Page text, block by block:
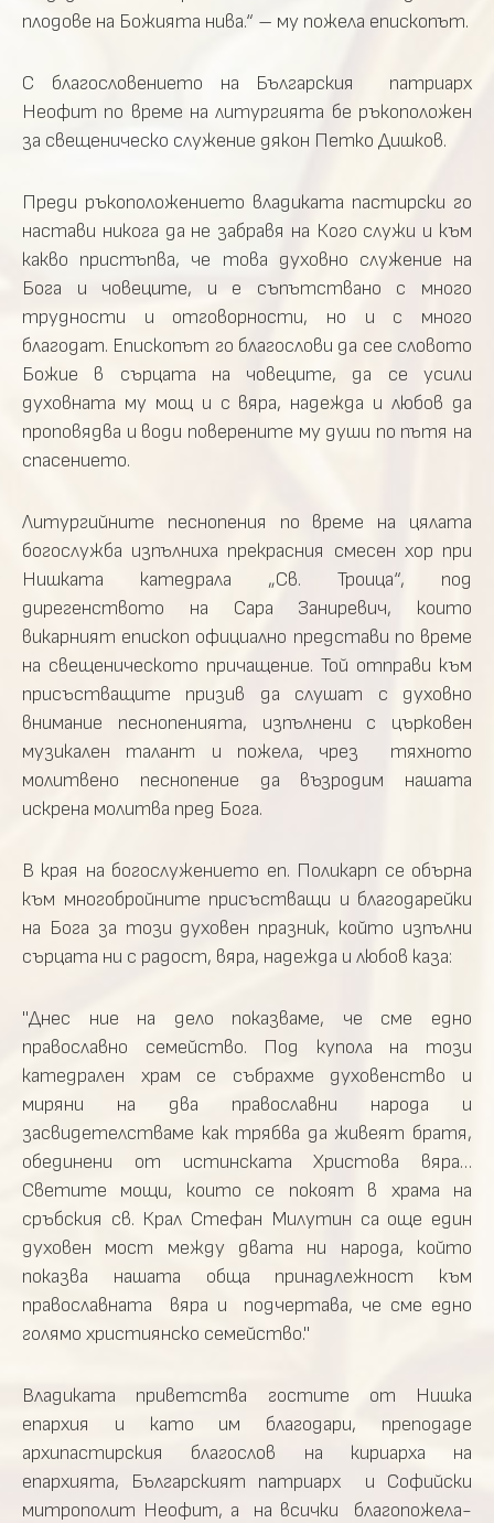
плодове на Божията нива.“ – му пожела епископът.
С благословението на Българския патриарх
Неофит по време на литургията бе ръкоположен
за свещеническо служение дякон Петко Дишков.
Преди ръкоположението владиката пастирски го
настави никога да не забравя на Кого служи и към
какво пристъпва, че това духовно служение на
Бога и човеците, и е съпътствано с много
трудности и отговорности, но и с много
благодат. Епископът го благослови да сее словото
Божие в сърцата на човеците, да се усили
духовната му мощ и с вяра, надежда и любов да
проповядва и води поверените му души по пътя на
спасението.
Литургийните песнопения по време на цялата
богослужба изпълниха прекрасния смесен хор при
Нишката катедрала „Св. Троица“, под
дирегенството на Сара Заниревич, които
викарният епископ официално представи по време
на свещеническото причащение. Той отправи към
присъстващите призив да слушат с духовно
внимание песнопенията, изпълнени с църковен
музикален талант и пожела, чрез тяхното
молитвено песнопение да възродим нашата
искрена молитва пред Бога.
В края на богослужението еп. Поликарп се обърна
към многобройните присъстващи и благодарейки
на Бога за този духовен празник, който изпълни
сърцата ни с радост, вяра, надежда и любов каза:
"Днес ние на дело показваме, че сме едно
православно семейство. Под купола на този
катедрален храм се събрахме духовенство и
миряни на два православни народа и
засвидетелстваме как трябва да живеят братя,
обединени от истинската Христова вяра…
Светите мощи, които се покоят в храма на
сръбския св. Крал Стефан Милутин са още един
духовен мост между двата ни народа, който
показва нашата обща принадлежност към
православната вяра и подчертава, че сме едно
голямо християнско семейство."
Владиката приветства гостите от Нишка
епархия и като им благодари, преподаде
архипастирския благослов на кириарха на
епархията, Българският патриарх и Софийски
митрополит Неофит, а на всички благопожела-